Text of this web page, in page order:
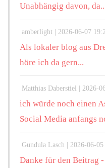
Unabhängig davon,
amberlight | 2026-06-07
Als lokaler blog aus
höre ich da gern...
Matthias Daberstiel | 2026-
ich würde noch einen
Social Media anfangs
Gundula Lasch | 2026-06-
Danke für den Beitrag